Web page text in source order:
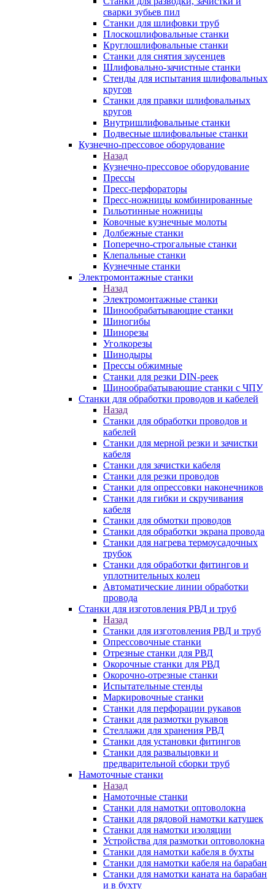
сварки зубьев пил
Станки для шлифовки труб
Плоскошлифовальные станки
Круглошлифовальные станки
Станки для снятия заусенцев
Шлифовально-зачистные станки
Стенды для испытания шлифовальных
кругов
Станки для правки шлифовальных
кругов
Внутришлифовальные станки
Подвесные шлифовальные станки
Кузнечно-прессовое оборудование
Назад
Кузнечно-прессовое оборудование
Прессы
Пресс-перфораторы
Пресс-ножницы комбинированные
Гильотинные ножницы
Ковочные кузнечные молоты
Долбежные станки
Поперечно-строгальные станки
Клепальные станки
Кузнечные станки
Электромонтажные станки
Назад
Электромонтажные станки
Шинообрабатывающие станки
Шиногибы
Шинорезы
Уголкорезы
Шинодыры
Прессы обжимные
Станки для резки DIN-реек
Шинообрабатывающие станки с ЧПУ
Станки для обработки проводов и кабелей
Назад
Станки для обработки проводов и
кабелей
Станки для мерной резки и зачистки
кабеля
Станки для зачистки кабеля
Станки для резки проводов
Станки для опрессовки наконечников
Станки для гибки и скручивания
кабеля
Станки для обмотки проводов
Станки для обработки экрана провода
Станки для нагрева термоусадочных
трубок
Станки для обработки фитингов и
уплотнительных колец
Автоматические линии обработки
провода
Станки для изготовления РВД и труб
Назад
Станки для изготовления РВД и труб
Опрессовочные станки
Отрезные станки для РВД
Окорочные станки для РВД
Окорочно-отрезные станки
Испытательные стенды
Маркировочные станки
Станки для перфорации рукавов
Станки для размотки рукавов
Стеллажи для хранения РВД
Станки для установки фитингов
Станки для развальцовки и
предварительной сборки труб
Намоточные станки
Назад
Намоточные станки
Станки для намотки оптоволокна
Станки для рядовой намотки катушек
Станки для намотки изоляции
Устройства для размотки оптоволокна
Станки для намотки кабеля в бухты
Станки для намотки кабеля на барабан
Станки для намотки каната на барабан
и в бухту